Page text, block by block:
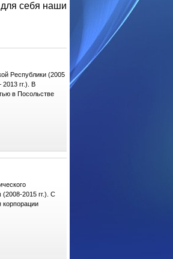
себя наши
Республики (2005
2013 гг.). В
в Посольстве
(2008-2015 гг.). С
корпорации